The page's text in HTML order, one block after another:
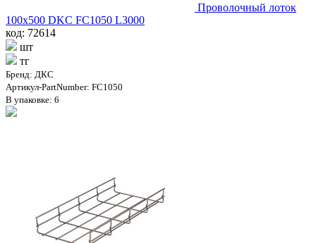
Проволочный лоток
100х500 DKC FC1050 L3000
код: 72614
шт
тг
Бренд: ДКС
Артикул-PartNumber: FC1050
В упаковке: 6